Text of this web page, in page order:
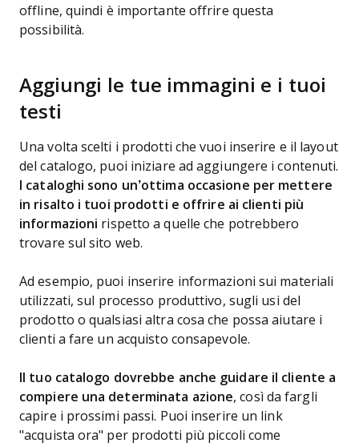
offline, quindi è importante offrire questa
possibilità.
Aggiungi le tue immagini e i tuoi
testi
Una volta scelti i prodotti che vuoi inserire e il layout
del catalogo, puoi iniziare ad aggiungere i contenuti.
I cataloghi sono un’ottima occasione per mettere
in risalto i tuoi prodotti e offrire ai clienti più
informazioni rispetto a quelle che potrebbero
trovare sul sito web.
Ad esempio, puoi inserire informazioni sui materiali
utilizzati, sul processo produttivo, sugli usi del
prodotto o qualsiasi altra cosa che possa aiutare i
clienti a fare un acquisto consapevole.
Il tuo catalogo dovrebbe anche guidare il cliente a
compiere una determinata azione, così da fargli
capire i prossimi passi. Puoi inserire un link
"acquista ora" per prodotti più piccoli come